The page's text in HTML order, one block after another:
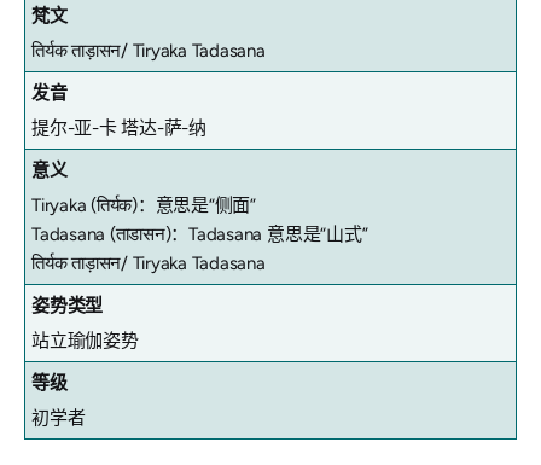
梵文
तिर्यक ताड़ासन/ Tiryaka Tadasana
发音
提尔-亚-卡 塔达-萨-纳
意义
Tiryaka (तिर्यक)：意思是“侧面”
Tadasana (ताडासन)：Tadasana 意思是“山式”
तिर्यक ताड़ासन/ Tiryaka Tadasana
姿势类型
站立瑜伽姿势
等级
初学者